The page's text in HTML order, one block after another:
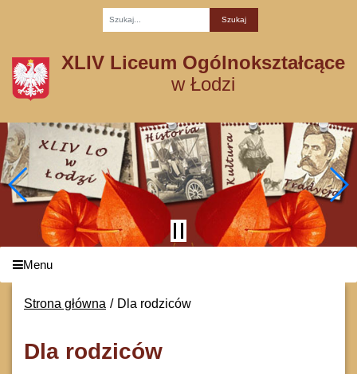
XLIV Liceum Ogólnokształcące
w Łodzi
Menu
Strona główna Dla rodziców
Dla rodziców